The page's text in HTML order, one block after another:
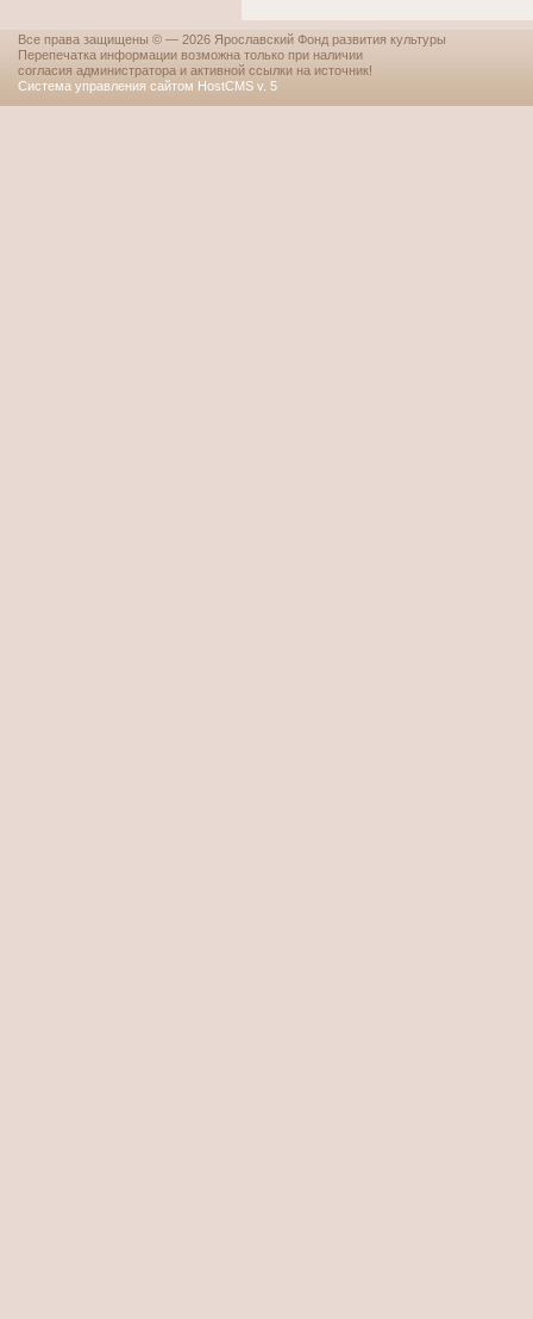
Все права защищены © — 2026 Ярославский Фонд развития культуры
Перепечатка информации возможна только при наличии
согласия администратора и активной ссылки на источник!
Система управления сайтом HostCMS v. 5